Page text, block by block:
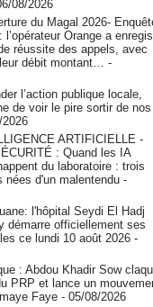
08/2026
du Magal 2026-
l’opérateur Orange a
réussite des appels, avec
débit montant… -
l’action publique locale,
de voir le pire sortir de nos
ARTIFICIELLE -
: Quand les IA
du laboratoire : trois
nées d'un malentendu -
l'hôpital Seydi El Hadj
démarre officiellement ses
ce lundi 10 août 2026 -
: Abdou Khadir Sow
PRP et lance un
Faye - 05/08/2026